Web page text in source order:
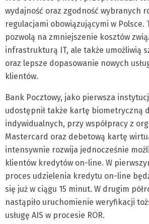
wydajność oraz zgodność wybranych
regulacjami obowiązującymi w Polsce.
pozwolą na zmniejszenie kosztów
infrastrukturą IT, ale także umożliwią
oraz lepsze dopasowanie nowych
klientów.
Bank Pocztowy, jako pierwsza
udostępnił także kartę biometryczną
indywidualnych, przy współpracy z
Mastercard oraz debetową kartę
intensywnie rozwija jednocześnie
klientów kredytów on-line. W
proces udzielenia kredytu on-line
się już w ciągu 15 minut. W drugim
nastąpiło uruchomienie weryfikacji
usługę AIS w procesie ROR.